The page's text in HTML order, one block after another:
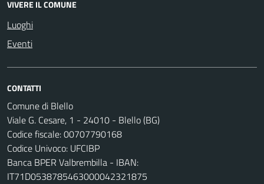
VIVERE IL COMUNE
Luoghi
Eventi
CONTATTI
Comune di Blello
Viale G. Cesare, 1 - 24010 - Blello (BG)
Codice fiscale: 00707790168
Codice Univoco: UFCIBP
Banca BPER Valbrembilla - IBAN:
IT71D0538785463000042321875